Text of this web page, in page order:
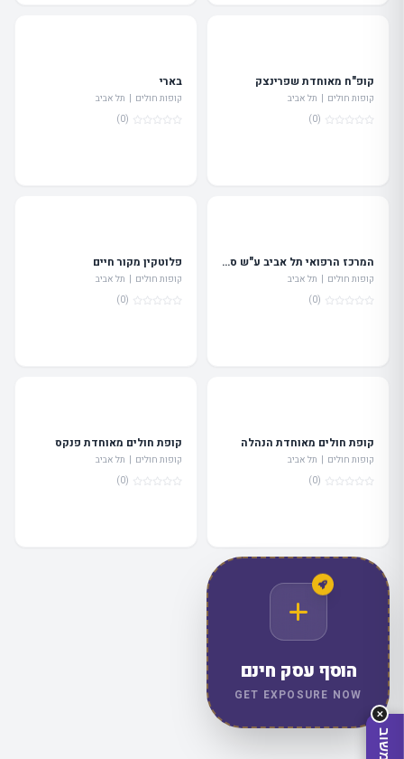
מהמחפשים
קופ"ח מאוחדת שפרינצק
קופות חולים | תל אביב
(0)
בארי
קופות חולים | תל אביב
(0)
המרכז הרפואי תל אביב ע"ש סוראסקי
קופות חולים | תל אביב
(0)
פלוטקין מקור חיים
קופות חולים | תל אביב
(0)
קופת חולים מאוחדת הנהלה
קופות חולים | תל אביב
(0)
קופת חולים מאוחדת פנקס
קופות חולים | תל אביב
(0)
הוסף עסק חינם
GET EXPOSURE NOW
✕